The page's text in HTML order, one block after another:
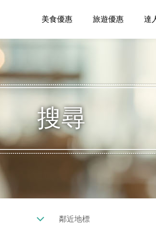
美食優惠 旅遊優惠 達
搜尋